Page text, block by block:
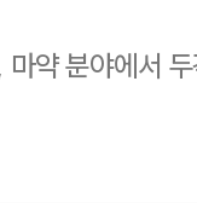
약 분야에서